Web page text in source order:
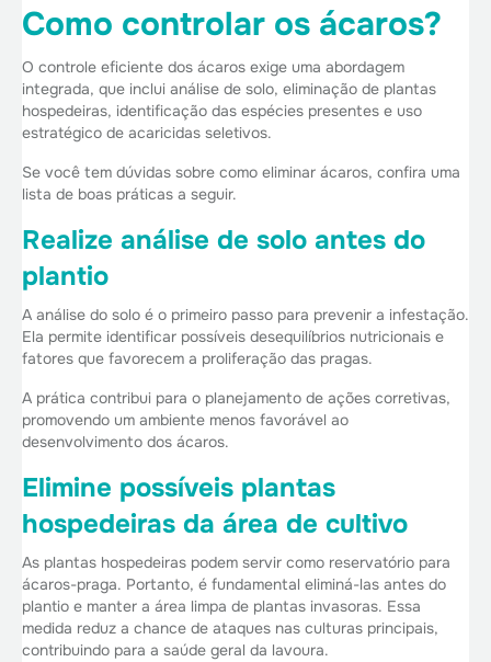
Como controlar os ácaros?
O controle eficiente dos ácaros exige uma abordagem
integrada, que inclui análise de solo, eliminação de plantas
hospedeiras, identificação das espécies presentes e uso
estratégico de acaricidas seletivos.
Se você tem dúvidas sobre como eliminar ácaros, confira uma
lista de boas práticas a seguir.
Realize análise de solo antes do
plantio
A análise do solo é o primeiro passo para prevenir a infestação.
Ela permite identificar possíveis desequilíbrios nutricionais e
fatores que favorecem a proliferação das pragas.
A prática contribui para o planejamento de ações corretivas,
promovendo um ambiente menos favorável ao
desenvolvimento dos ácaros.
Elimine possíveis plantas
hospedeiras da área de cultivo
As plantas hospedeiras podem servir como reservatório para
ácaros-praga. Portanto, é fundamental eliminá-las antes do
plantio e manter a área limpa de plantas invasoras. Essa
medida reduz a chance de ataques nas culturas principais,
contribuindo para a saúde geral da lavoura.